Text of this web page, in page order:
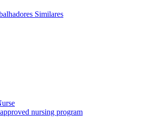
Similares
nursing program